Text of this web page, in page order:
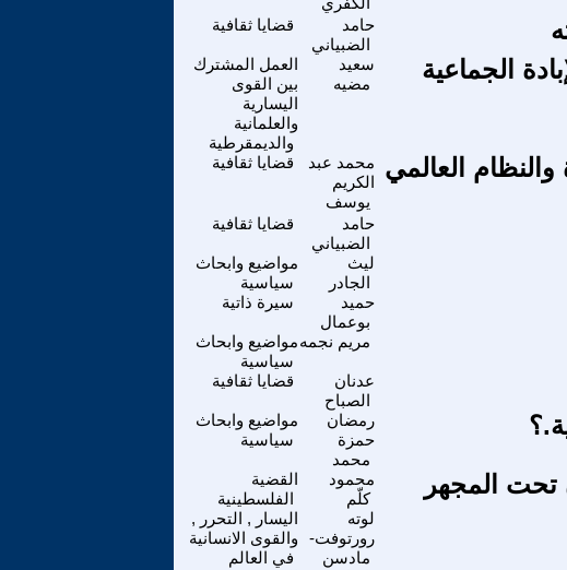
قضايا ثقافية
حامد
الضبياني
العمل المشترك
بين القوى
اليسارية
والعلمانية
والديمقرطية
سعيد
مضيه
الجماعية
قضايا ثقافية
محمد عبد
الكريم
يوسف
العالمي
قضايا ثقافية
حامد
الضبياني
مواضيع وابحاث
سياسية
ليث
الجادر
سيرة ذاتية
حميد
بوعمال
مواضيع وابحاث
سياسية
مريم نجمه
قضايا ثقافية
عدنان
الصباح
مواضيع وابحاث
سياسية
رمضان
حمزة
محمد
القضية
الفلسطينية
محمود
كلّم
تحت المجهر
اليسار , التحرر ,
والقوى الانسانية
في العالم
لوته
رورتوفت-
مادسن